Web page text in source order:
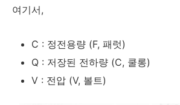
여기서,
C : 정전용량 (F, 패럿)
Q : 저장된 전하량 (C, 쿨롱)
V : 전압 (V, 볼트)